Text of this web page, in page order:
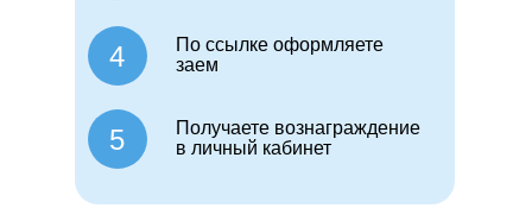
4
По ссылке оформляете
заем
5
Получаете вознаграждение
в личный кабинет